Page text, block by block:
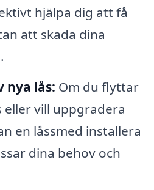
hjälpa dig att få
att skada dina
nya lås: Om du flyttar
vill uppgradera
en låssmed installera
dina behov och